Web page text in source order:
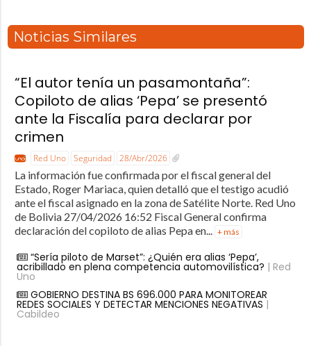
Noticias Similares
“El autor tenía un pasamontaña”:
Copiloto de alias ‘Pepa’ se presentó
ante la Fiscalía para declarar por
crimen
Red Uno Seguridad 28/Abr/2026
La información fue confirmada por el fiscal general del
Estado, Roger Mariaca, quien detalló que el testigo acudió
ante el fiscal asignado en la zona de Satélite Norte. Red Uno
de Bolivia 27/04/2026 16:52 Fiscal General confirma
declaración del copiloto de alias Pepa en... + más
“Sería piloto de Marset”: ¿Quién era alias ‘Pepa’,
acribillado en plena competencia automovilística? | Red
Uno
GOBIERNO DESTINA BS 696.000 PARA MONITOREAR
REDES SOCIALES Y DETECTAR MENCIONES NEGATIVAS |
Cabildeo